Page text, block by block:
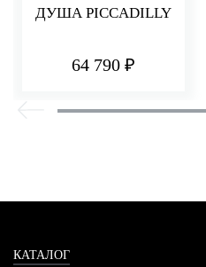
ДУША PICCADILLY
64 790 ₽
КАТАЛОГ